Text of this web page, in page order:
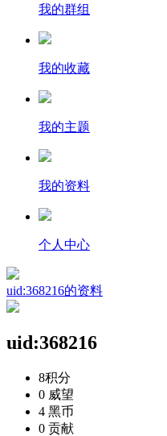
我的群组
我的收藏
我的主题
我的资料
个人中心
uid:368216的资料
uid:368216
8积分
0 威望
4 黑币
0 贡献